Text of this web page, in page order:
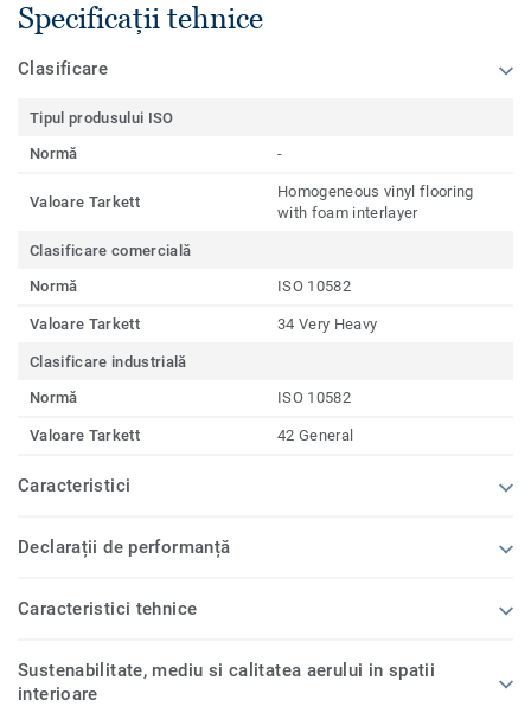
Specificații tehnice
Clasificare
Tipul produsului ISO
Normă
-
Valoare Tarkett
Homogeneous vinyl flooring
with foam interlayer
Clasificare comercială
Normă
ISO 10582
Valoare Tarkett 34 Very Heavy
Clasificare industrială
Normă
ISO 10582
Valoare Tarkett 42 General
Caracteristici
Declarații de performanță
Caracteristici tehnice
Sustenabilitate, mediu si calitatea aerului in spatii
interioare